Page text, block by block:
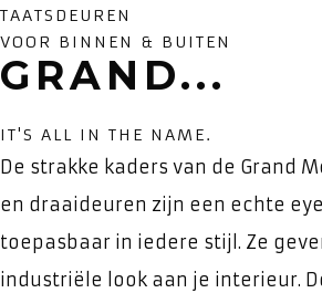
TAATSDEUREN
VOOR BINNEN & BUITEN
GRAND...
IT'S ALL IN THE NAME.
De strakke kaders van de Grand
en draaideuren zijn een echte
toepasbaar in iedere stijl. Ze
industriële look aan je interieur.